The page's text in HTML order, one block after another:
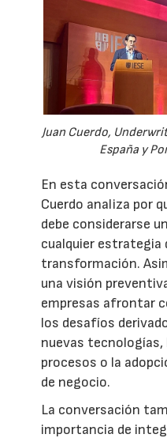
Juan Cuerdo,
España y
En esta
Cuerdo analiza por
debe considerarse
cualquier estrategia
transformación.
una visión
empresas afrontar
los desafíos
nuevas
procesos o la
de negocio.
La conversación
importancia de